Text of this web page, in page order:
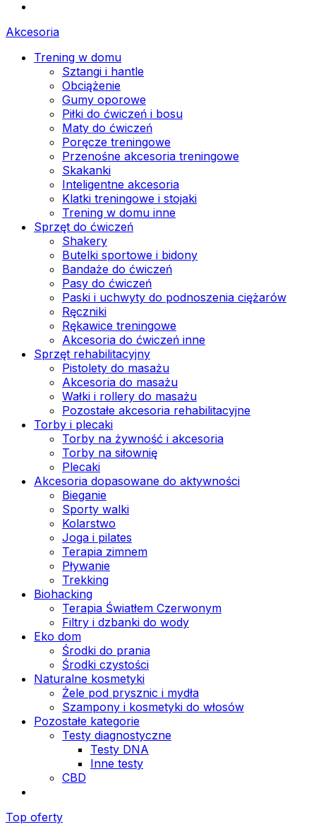
Akcesoria
Trening w domu
Sztangi i hantle
Obciążenie
Gumy oporowe
Piłki do ćwiczeń i bosu
Maty do ćwiczeń
Poręcze treningowe
Przenośne akcesoria treningowe
Skakanki
Inteligentne akcesoria
Klatki treningowe i stojaki
Trening w domu inne
Sprzęt do ćwiczeń
Shakery
Butelki sportowe i bidony
Bandaże do ćwiczeń
Pasy do ćwiczeń
Paski i uchwyty do podnoszenia ciężarów
Ręczniki
Rękawice treningowe
Akcesoria do ćwiczeń inne
Sprzęt rehabilitacyjny
Pistolety do masażu
Akcesoria do masażu
Wałki i rollery do masażu
Pozostałe akcesoria rehabilitacyjne
Torby i plecaki
Torby na żywność i akcesoria
Torby na siłownię
Plecaki
Akcesoria dopasowane do aktywności
Bieganie
Sporty walki
Kolarstwo
Joga i pilates
Terapia zimnem
Pływanie
Trekking
Biohacking
Terapia Światłem Czerwonym
Filtry i dzbanki do wody
Eko dom
Środki do prania
Środki czystości
Naturalne kosmetyki
Żele pod prysznic i mydła
Szampony i kosmetyki do włosów
Pozostałe kategorie
Testy diagnostyczne
Testy DNA
Inne testy
CBD
Top oferty